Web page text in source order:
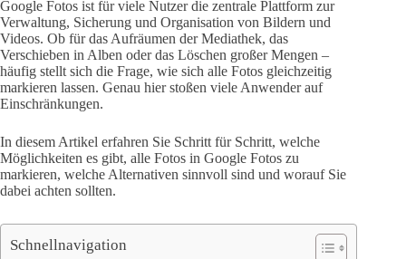
Google Fotos ist für viele Nutzer die zentrale Plattform zur
Verwaltung, Sicherung und Organisation von Bildern und
Videos. Ob für das Aufräumen der Mediathek, das
Verschieben in Alben oder das Löschen großer Mengen –
häufig stellt sich die Frage, wie sich alle Fotos gleichzeitig
markieren lassen. Genau hier stoßen viele Anwender auf
Einschränkungen.
In diesem Artikel erfahren Sie Schritt für Schritt, welche
Möglichkeiten es gibt, alle Fotos in Google Fotos zu
markieren, welche Alternativen sinnvoll sind und worauf Sie
dabei achten sollten.
Schnellnavigation